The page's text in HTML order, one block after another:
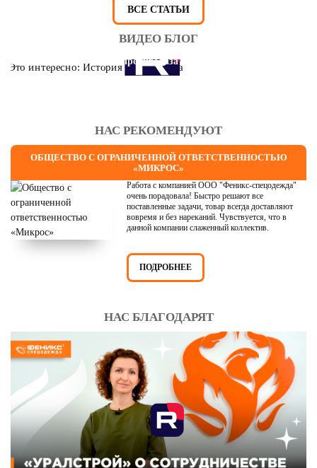
ВСЕ СТАТЬИ
ВИДЕО БЛОГ
Это интересно: История противогаза
НАС РЕКОМЕНДУЮТ
ОБЩЕСТВО С ОГРАНИЧЕННОЙ ОТВЕТСТВЕННОСТЬЮ
«МИКРОС»
Работа с компанией ООО "Феникс-спецодежда"
очень порадовала! Быстро решают все
поставленные задачи, товар всегда доставляют
вовремя и без нареканий. Чувствуется, что в
данной компании слаженный коллектив.
ПОДРОБНЕЕ
НАС БЛАГОДАРЯТ